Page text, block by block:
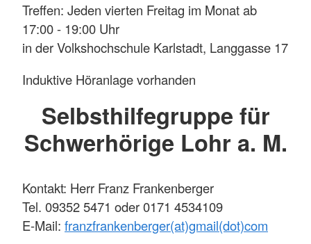
Treffen: Jeden vierten Freitag im Monat ab
17:00 - 19:00 Uhr
in der Volkshochschule Karlstadt, Langgasse 17
Induktive Höranlage vorhanden
Selbsthilfegruppe für
Schwerhörige Lohr a. M.
Kontakt: Herr Franz Frankenberger
Tel. 09352 5471 oder 0171 4534109
E-Mail: franzfrankenberger(at)gmail(dot)com